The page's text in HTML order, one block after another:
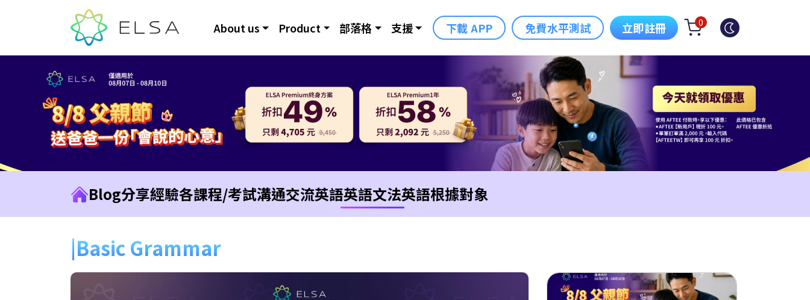
About us Product 部落格 支援 下載 APP 免費水平測試 立即註冊 0
Blog分享經驗各課程/考試溝通交流英語英語文法英語根據對象
Basic Grammar